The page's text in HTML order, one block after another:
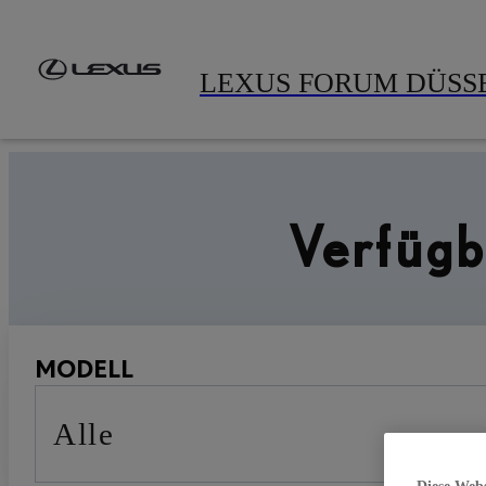
LEXUS FORUM
Große Auswahl, höchste Qualität: Finden Sie den Lexus
MODELL
Alle